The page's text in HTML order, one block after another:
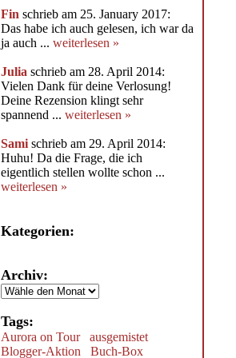
Finschrieb am 25. January 2017:
Das habe ich auch gelesen, ich war da
ja auch ...weiterlesen »
Julia schrieb am 28. April 2014:
Vielen Dank für deine Verlosung!
Deine Rezension klingt sehr
spannend ...weiterlesen »
Sami schrieb am 29. April 2014:
Huhu! Da die Frage, die ich
eigentlich stellen wollte schon ...
weiterlesen »
Kategorien:
Archiv:
Tags:
Aurora on Tour
ausgemistet
Blogger-Aktion
Buch-Box